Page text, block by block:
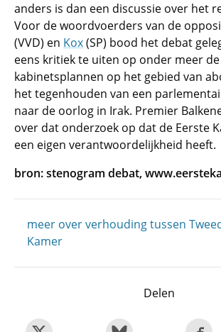
anders is dan een discussie over het
Voor de woordvoerders van de
(VVD) en Kox(SP) bood het debat
eens kritiek te uiten op onder meer de
kabinetsplannen op het gebied van
het tegenhouden van een
naar de oorlog in Irak. Premier
over dat onderzoek op dat de Eerste
een eigen verantwoordelijkheid heeft.
bron: stenogram debat,
meer over verhouding tussen
Kamer
Delen